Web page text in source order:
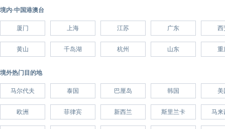
境内·中国港澳台
厦门 上海 江苏 广东 西
黄山 千岛湖 杭州 山东 重
境外热门目的地
马尔代夫 泰国 巴厘岛 韩国 美
欧洲 菲律宾 新西兰 斯里兰卡 马来